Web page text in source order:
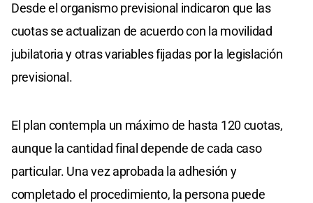
Desde el organismo previsional indicaron que las
cuotas se actualizan de acuerdo con la movilidad
jubilatoria y otras variables fijadas por la legislación
previsional.
El plan contempla un máximo de hasta 120 cuotas,
aunque la cantidad final depende de cada caso
particular. Una vez aprobada la adhesión y
completado el procedimiento, la persona puede